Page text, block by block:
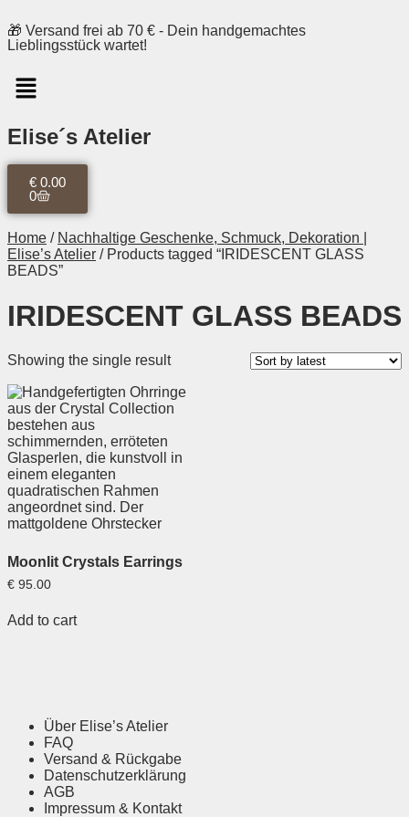
🎁 Versand frei ab 70 € - Dein handgemachtes
Lieblingsstück wartet!
Elise´s Atelier
€ 0.00
0
Home / Nachhaltige Geschenke, Schmuck, Dekoration |
Elise’s Atelier / Products tagged “IRIDESCENT GLASS
BEADS”
IRIDESCENT GLASS BEADS
Showing the single result
Moonlit Crystals Earrings
€ 95.00
Add to cart
Über Elise’s Atelier
FAQ
Versand & Rückgabe
Datenschutzerklärung
AGB
Impressum & Kontakt